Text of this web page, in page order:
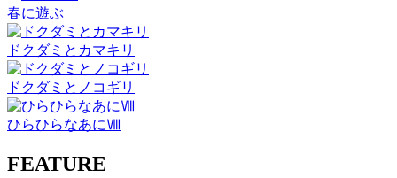
春に遊ぶ
ドクダミとカマキリ
ドクダミとノコギリ
ひらひらなあにⅧ
FEATURE